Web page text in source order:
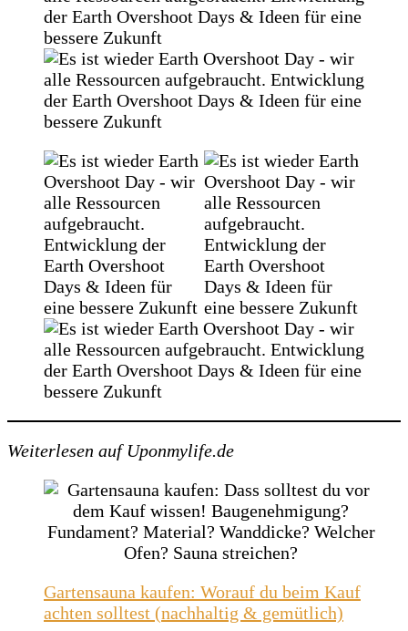
Weiterlesen auf Uponmylife.de
Gartensauna kaufen: Worauf du beim Kauf
achten solltest (nachhaltig & gemütlich)